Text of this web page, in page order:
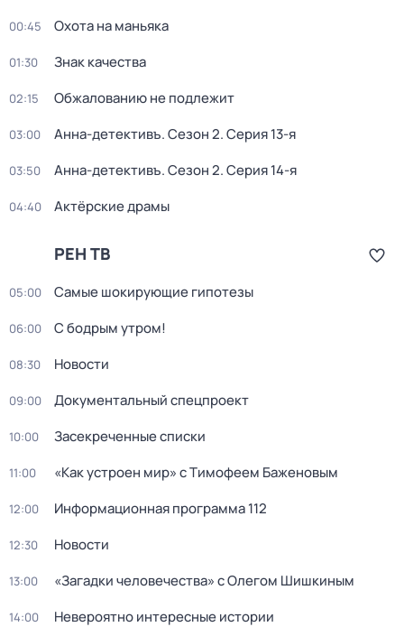
00:45 Охота на маньяка
01:30 Знак качества
02:15 Обжалованию не подлежит
03:00 Анна-детективъ. Сезон 2. Серия 13-я
03:50 Анна-детективъ. Сезон 2. Серия 14-я
04:40 Актёрские драмы
РЕН ТВ
05:00 Самые шoкиpующие гипотезы
06:00 С бодрым утром!
08:30 Новости
09:00 Документальный спецпроект
10:00 Заcекрeченные списки
11:00 «Как устроен мир» с Тимофеем Баженовым
12:00 Информационная программа 112
12:30 Новости
13:00 «Загадки человечества» с Олегом Шишкиным
14:00 Невероятно интересные истории